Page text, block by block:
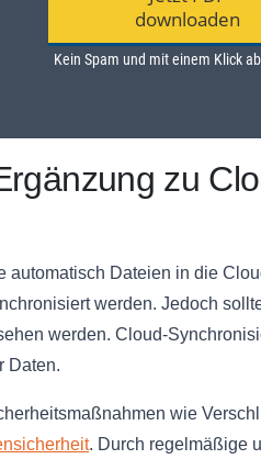
zu
Dateien in die
werden. Jedoch
werden. Cloud-
Daten.
wie
. Durch regelmäßige